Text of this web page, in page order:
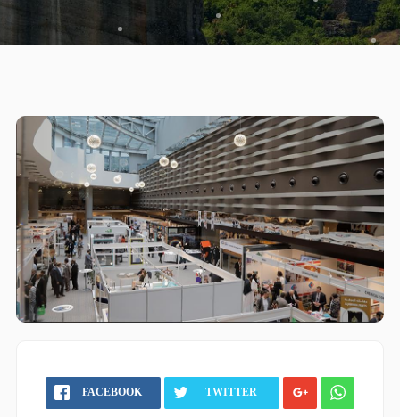
FACEBOOK TWITTER